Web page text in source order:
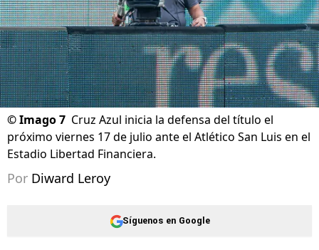
©Imago 7 Cruz Azul inicia la defensa del título el
próximo viernes 17 de julio ante el Atlético San Luis en el
Estadio Libertad Financiera.
Por Diward Leroy
Síguenos en Google